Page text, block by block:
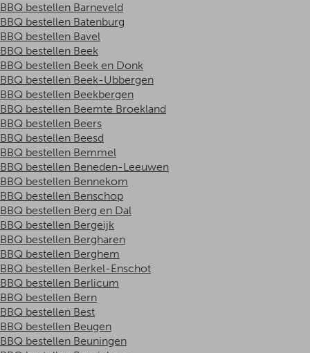
BBQ bestellen Barneveld
BBQ bestellen Batenburg
BBQ bestellen Bavel
BBQ bestellen Beek
BBQ bestellen Beek en Donk
BBQ bestellen Beek-Ubbergen
BBQ bestellen Beekbergen
BBQ bestellen Beemte Broekland
BBQ bestellen Beers
BBQ bestellen Beesd
BBQ bestellen Bemmel
BBQ bestellen Beneden-Leeuwen
BBQ bestellen Bennekom
BBQ bestellen Benschop
BBQ bestellen Berg en Dal
BBQ bestellen Bergeijk
BBQ bestellen Bergharen
BBQ bestellen Berghem
BBQ bestellen Berkel-Enschot
BBQ bestellen Berlicum
BBQ bestellen Bern
BBQ bestellen Best
BBQ bestellen Beugen
BBQ bestellen Beuningen